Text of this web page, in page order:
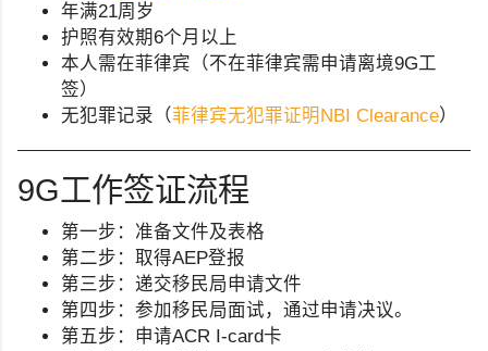
年满21周岁
护照有效期6个月以上
本人需在菲律宾（不在菲律宾需申请离境9G工
签）
无犯罪记录（菲律宾无犯罪证明NBI Clearance）
9G工作签证流程
第一步：准备文件及表格
第二步：取得AEP登报
第三步：递交移民局申请文件
第四步：参加移民局面试，通过申请决议。
第五步：申请ACR I-card卡